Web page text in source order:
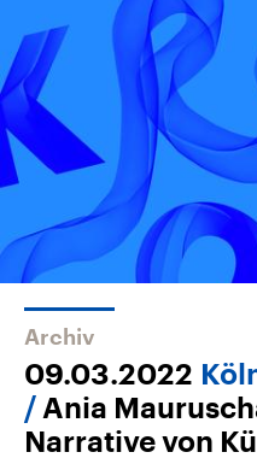
Archiv
09.03.2022
Ania
Narrative von